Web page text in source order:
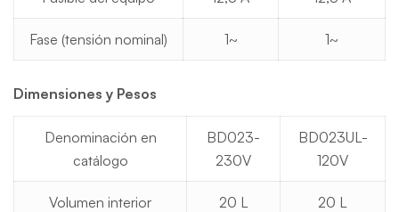
Fase (tensión nominal) 1~ 1~
Dimensiones y Pesos
Denominación en
catálogo
BD023-
230V
BD023UL-
120V
Volumen interior 20 L 20 L